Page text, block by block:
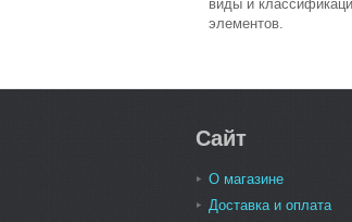
виды и
элементов.
Сайт
О магазине
Доставка и оплата